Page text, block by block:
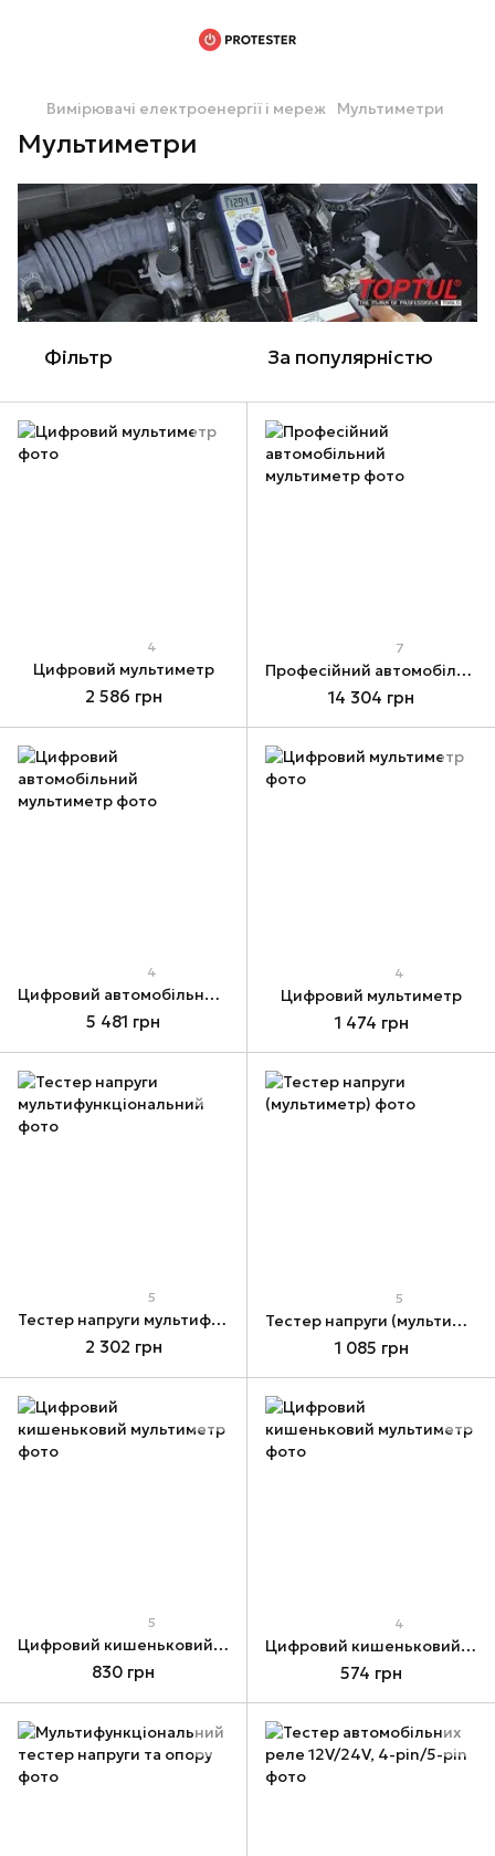
Вимірювачі електроенергії і мереж Мультиметри
Мультиметри
Фільтр За популярністю
4
Цифровий мультиметр
2 586 грн
7
Професійний автомобільний мультиметр
14 304 грн
4
Цифровий автомобільний мультиметр
5 481 грн
4
Цифровий мультиметр
1 474 грн
5
Тестер напруги мультифункціональний
2 302 грн
5
Тестер напруги (мультиметр)
1 085 грн
5
Цифровий кишеньковий мультиметр
830 грн
4
Цифровий кишеньковий мультиметр
574 грн